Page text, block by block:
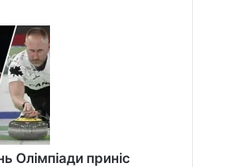
Олімпіади приніс